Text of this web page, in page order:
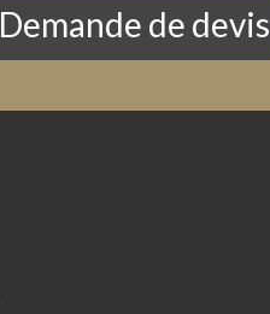
Demande de devis